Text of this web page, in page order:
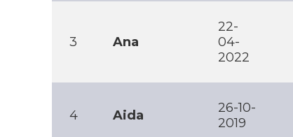
3 Ana
22-
04-
2022
4 Aida
26-10-
2019